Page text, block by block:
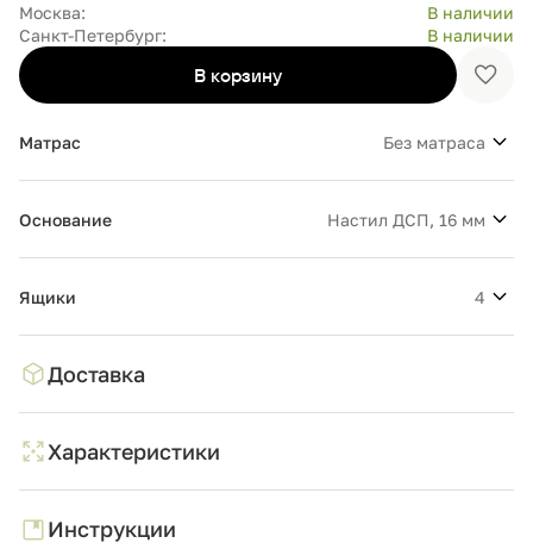
Москва:
В наличии
Санкт-Петербург:
В наличии
В корзину
Матрас Без матраса
Основание Настил ДСП, 16 мм
Ящики 4
Доставка
Характеристики
Инструкции